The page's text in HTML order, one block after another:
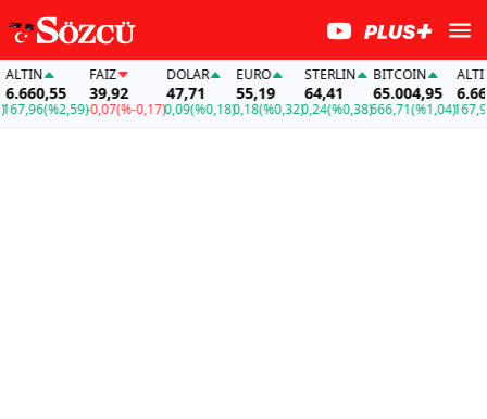
(%2,59)
FAİZ
39,92
-0,07(%-0,17)
DOLAR
47,71
0,09(%0,18)
EURO
55,19
0,18(%0,32)
STERLIN
64,41
0,24(%0,38)
BITCOIN
65.004,95
666,71(%1,04)
ALTIN
167,96